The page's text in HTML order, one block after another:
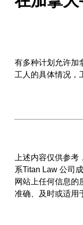
有多种计划允许加
工人的具体情况，
上述内容仅供参
系Titan Law 公司
网站上任何信息的
准确、及时或适用